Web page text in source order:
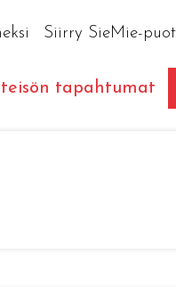
Siirry SieMie-
tapahtumat